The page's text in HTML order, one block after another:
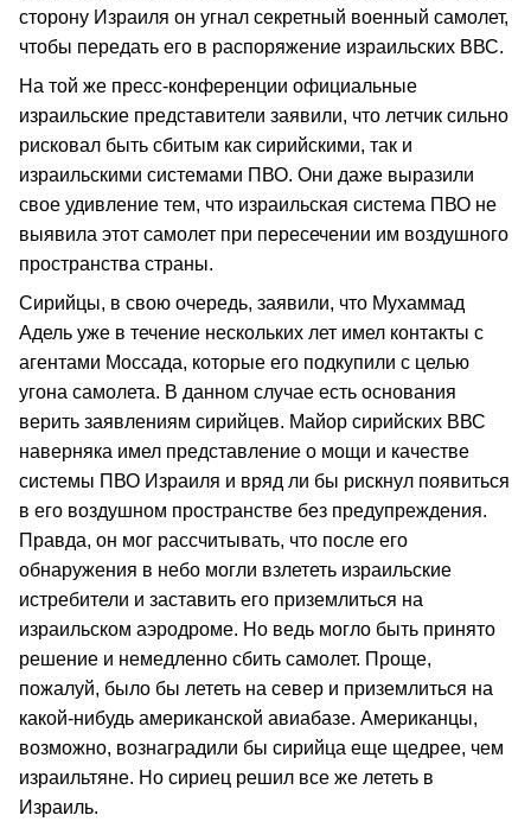
сторону Израиля он угнал секретный военный самолет,
чтобы передать его в распоряжение израильских ВВС.
На той же пресс-конференции официальные
израильские представители заявили, что летчик сильно
рисковал быть сбитым как сирийскими, так и
израильскими системами ПВО. Они даже выразили
свое удивление тем, что израильская система ПВО не
выявила этот самолет при пересечении им воздушного
пространства страны.
Сирийцы, в свою очередь, заявили, что Мухаммад
Адель уже в течение нескольких лет имел контакты с
агентами Моссада, которые его подкупили с целью
угона самолета. В данном случае есть основания
верить заявлениям сирийцев. Майор сирийских ВВС
наверняка имел представление о мощи и качестве
системы ПВО Израиля и вряд ли бы рискнул появиться
в его воздушном пространстве без предупреждения.
Правда, он мог рассчитывать, что после его
обнаружения в небо могли взлететь израильские
истребители и заставить его приземлиться на
израильском аэродроме. Но ведь могло быть принято
решение и немедленно сбить самолет. Проще,
пожалуй, было бы лететь на север и приземлиться на
какой-нибудь американской авиабазе. Американцы,
возможно, вознаградили бы сирийца еще щедрее, чем
израильтяне. Но сириец решил все же лететь в
Израиль.